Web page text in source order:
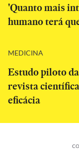
'Quanto mais
humano terá
MEDICINA
Estudo piloto
revista
eficácia